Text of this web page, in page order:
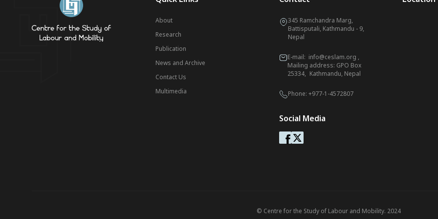
About
Research
Publication
News and Archive
Contact Us
Multimedia
345 Ramchandra Marg,
Battisputali, Kathmandu - 9,
Nepal
E-mail: info@ceslam.org ,
Mailing address: GPO Box
25334, Kathmandu, Nepal
Phone: +977-1-4572807
Social Media
© Centre for the Study of Labour and Mobility. 2024